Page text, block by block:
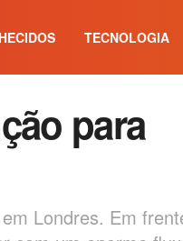
TECNOLOGIA
para
Londres. Em